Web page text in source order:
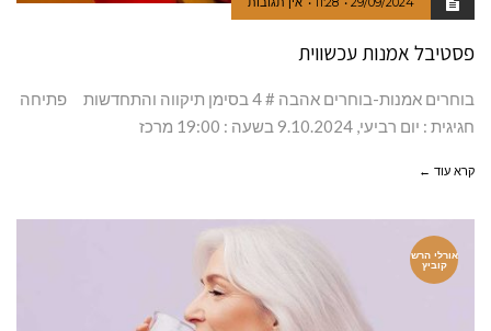
פסטיבל אמנות עכשווית
בוחרים אמנות-בוחרים אהבה # 4 בסימן תיקווה והתחדשות פתיחה
חגיגית : יום רביעי, 9.10.2024 בשעה : 19:00 מרכז
קרא עוד ←
אורלי הרש
קוביץ